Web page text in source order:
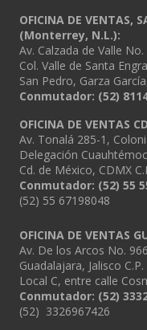
OFICINA DE VENTAS,
(Monterrey, N.L.):
Av. Calzada de Valle
Col. Valle de Santa
San Pedro, Garza
Conmutador: (52)
OFICINA DE VENTAS
Av. Tonalá 285-1,
Delegación
Cd. de México, CDMX
Conmutador: (52) 55
(52) 55 67198048
OFICINA DE VENTAS
Av. De los Arcos No.
Guadalajara, Jalisco
Local C, entre calle
Conmutador: (52)
(52) 3326967426